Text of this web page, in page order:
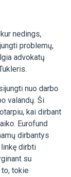
nedings,
problemų,
advokatų
nuo darbo
valandų. Ši
kai dirbant
Eurofund
dirbantys
dirbti
su
tokie